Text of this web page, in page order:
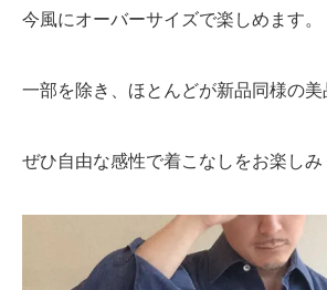
今風にオーバーサイズで楽しめます。
一部を除き、ほとんどが新品同様の美
ぜひ自由な感性で着こなしをお楽しみ